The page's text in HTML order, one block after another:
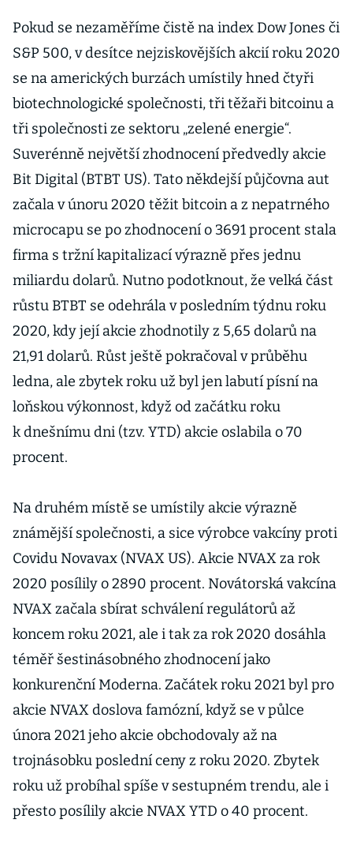
Pokud se nezaměříme čistě na index Dow Jones či
S&P 500, v desítce nejziskovějších akcií roku 2020
se na amerických burzách umístily hned čtyři
biotechnologické společnosti, tři těžaři bitcoinu a
tři společnosti ze sektoru „zelené energie“.
Suverénně největší zhodnocení předvedly akcie
Bit Digital (BTBT US). Tato někdejší půjčovna aut
začala v únoru 2020 těžit bitcoin a z nepatrného
microcapu se po zhodnocení o 3691 procent stala
firma s tržní kapitalizací výrazně přes jednu
miliardu dolarů. Nutno podotknout, že velká část
růstu BTBT se odehrála v posledním týdnu roku
2020, kdy její akcie zhodnotily z 5,65 dolarů na
21,91 dolarů. Růst ještě pokračoval v průběhu
ledna, ale zbytek roku už byl jen labutí písní na
loňskou výkonnost, když od začátku roku
k dnešnímu dni (tzv. YTD) akcie oslabila o 70
procent.
Na druhém místě se umístily akcie výrazně
známější společnosti, a sice výrobce vakcíny proti
Covidu Novavax (NVAX US). Akcie NVAX za rok
2020 posílily o 2890 procent. Novátorská vakcína
NVAX začala sbírat schválení regulátorů až
koncem roku 2021, ale i tak za rok 2020 dosáhla
téměř šestinásobného zhodnocení jako
konkurenční Moderna. Začátek roku 2021 byl pro
akcie NVAX doslova famózní, když se v půlce
února 2021 jeho akcie obchodovaly až na
trojnásobku poslední ceny z roku 2020. Zbytek
roku už probíhal spíše v sestupném trendu, ale i
přesto posílily akcie NVAX YTD o 40 procent.